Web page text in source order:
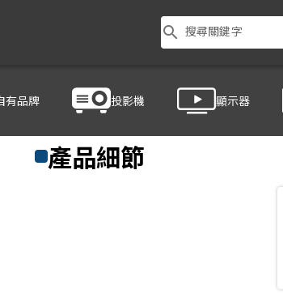
search 搜尋關鍵字
有品牌 投影機 顯示器
商品列表 影音設備 / 喇叭 AXIOM ED25P
產品細節